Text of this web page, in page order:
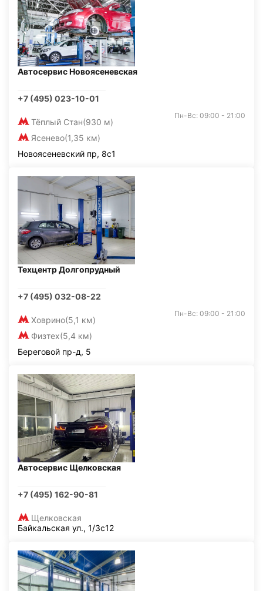
Автосервис Новоясеневская
+7 (495) 023-10-01
Тёплый Стан(930 м)
Ясенево(1,35 км)
Пн-Вс: 09:00 - 21:00
Новоясеневский пр, 8с1
Техцентр Долгопрудный
+7 (495) 032-08-22
Ховрино(5,1 км)
Физтех(5,4 км)
Пн-Вс: 09:00 - 21:00
Береговой пр-д, 5
Автосервис Щелковская
+7 (495) 162-90-81
Щелковская
Байкальская ул., 1/3с12